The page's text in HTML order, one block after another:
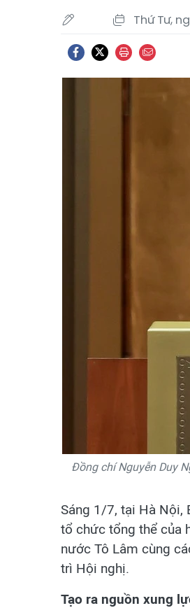
Thứ Tư,
Đồng chí Nguyễn Duy
Sáng 1/7, tại Hà Nội,
tổ chức tổng thể của
nước Tô Lâm cùng
trì Hội nghị.
Tạo ra nguồn xung